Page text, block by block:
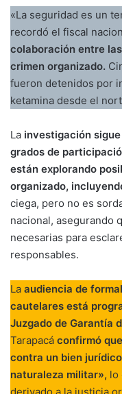
«La seguridad es un
recordó el fiscal
colaboración entre
crimen organizado.
fueron detenidos por
ketamina desde el
La investigación
grados de
están explorando
organizado,
ciega, pero no es
nacional, asegurando
necesarias para
responsables.
La audiencia de
cautelares está
Juzgado de Garantía
Tarapacá confirmó
contra un bien
naturaleza militar», lo